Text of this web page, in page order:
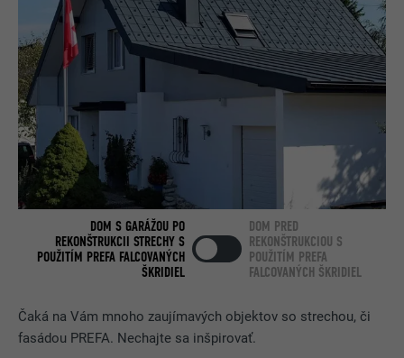
Čaká na Vám mnoho zaujímavých objektov so strechou, či
fasádou PREFA. Nechajte sa inšpirovať.
DOM S GARÁŽOU PO
REKONŠTRUKCII STRECHY S
POUŽITÍM PREFA FALCOVANÝCH
ŠKRIDIEL
DOM PRED
REKONŠTRUKCIOU S
POUŽITÍM PREFA
FALCOVANÝCH ŠKRIDIEL
NÁZOV bscookie
POSKYTOVATEĽ LinkedIn
DOBA TRVANIA 2 roky
ÚČEL
Používa ho služba sociálnej siete
LinkedIn na sledovanie používania
vložených služieb.
NÁZOV UserMatchHistory
DOBA TRVANIA 29 dní